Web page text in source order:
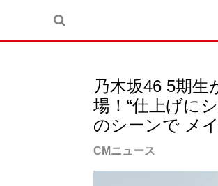
乃木坂46 5期
場！“仕上げに
のシーンで メ
CMニュース